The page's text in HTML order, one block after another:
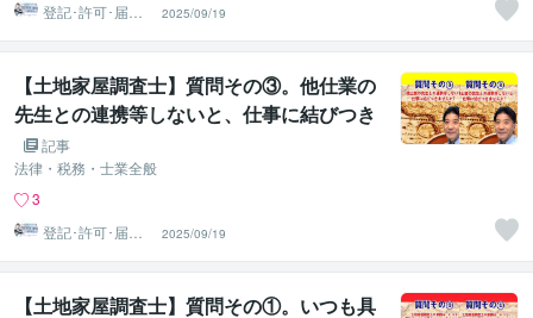
登記･許可･届
出、各種図面作
成
2025/09/19
【土地家屋調査士】質問その③。他仕業の
先生との連携等しないと、仕事に結びつき
ませんか？石川土地家屋調査士･行政書士･
海事代理士事務所
記事
法律・税務・士業全般
3
登記･許可･届
出、各種図面作
成
2025/09/19
【土地家屋調査士】質問その①。いつも具